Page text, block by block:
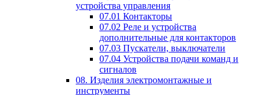
устройства управления
07.01 Контакторы
07.02 Реле и устройства
дополнительные для контакторов
07.03 Пускатели, выключатели
07.04 Устройства подачи команд и
сигналов
08. Изделия электромонтажные и
инструменты